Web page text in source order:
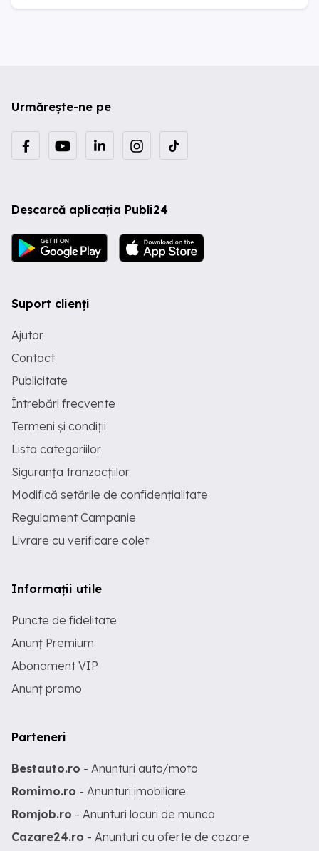
Urmărește-ne pe
Descarcă aplicația Publi24
Suport clienți
Ajutor
Contact
Publicitate
Întrebări frecvente
Termeni și condiții
Lista categoriilor
Siguranța tranzacțiilor
Modifică setările de confidențialitate
Regulament Campanie
Livrare cu verificare colet
Informații utile
Puncte de fidelitate
Anunț Premium
Abonament VIP
Anunț promo
Parteneri
Bestauto.ro - Anunturi auto/moto
Romimo.ro - Anunturi imobiliare
Romjob.ro - Anunturi locuri de munca
Cazare24.ro - Anunturi cu oferte de cazare